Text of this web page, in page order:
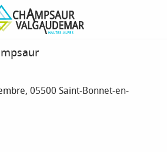
du Champsaur
05500 Saint-Bonnet-en-